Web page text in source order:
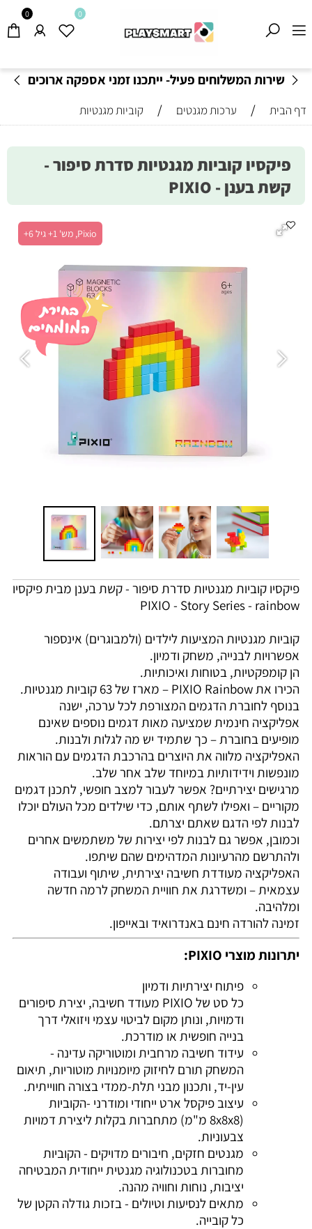
שירות המשלוחים פעיל- ייתכנו זמני אספקה ארוכים
0 0
דף הבית / ערכות מגנטים / קוביות מגנטיות
פיקסיו קוביות מגנטיות סדרת סיפור -
קשת בענן - PIXIO
Pixio, מש' 1+ גיל 6+
פיקסיו קוביות מגנטיות סדרת סיפור - קשת בענן מבית פיקסיו
PIXIO - Story Series - rainbow
קוביות מגנטיות המציעות לילדים (ולמבוגרים) אינספור
אפשרויות לבנייה, משחק ודמיון.
הן קומפקטיות, בטוחות ואיכותיות.
הכירו את PIXIO Rainbow – מארז של 63 קוביות מגנטיות.
בנוסף לחוברת הדגמים המצורפת לכל ערכה, ישנה
אפליקציה חינמית שמציעה מאות דגמים נוספים שאינם
מופיעים בחוברת – כך שתמיד יש מה לגלות ולבנות.
האפליקציה מלווה את היוצרים בהרכבת הדגמים עם הוראות
מונפשות וידידותיות במיוחד שלב אחר שלב.
מרגישים יצירתיים? אפשר לעבור למצב חופשי, לתכנן דגמים
מקוריים – ואפילו לשתף אותם, כדי שילדים מכל העולם יוכלו
לבנות לפי הדגם שאתם יצרתם.
וכמובן, אפשר גם לבנות לפי יצירות של משתמשים אחרים
ולהתרשם מהרעיונות המדהימים שהם שיתפו.
האפליקציה מעודדת חשיבה יצירתית, שיתוף ועבודה
עצמאית – ומשדרגת את חוויית המשחק לרמה חדשה
ומלהיבה.
זמינה להורדה חינם באנדרואיד ובאייפון.
יתרונות מוצרי PIXIO:
פיתוח יצירתיות ודמיון
כל סט של PIXIO מעודד חשיבה, יצירת סיפורים
ודמויות, ונותן מקום לביטוי עצמי ויזואלי דרך
בנייה חופשית או מודרכת.
עידוד חשיבה מרחבית ומוטוריקה עדינה -
המשחק תורם לחיזוק מיומנויות מוטוריות, תיאום
עין-יד, ותכנון מבני תלת-ממדי בצורה חווייתית.
עיצוב פיקסל ארט ייחודי ומודרני -הקוביות
(8x8x8 מ"מ) מתחברות בקלות ליצירת דמויות
צבעוניות.
מגנטים חזקים, חיבורים מדויקים - הקוביות
מחוברות בטכנולוגיה מגנטית ייחודית המבטיחה
יציבות, נוחות וחוויה מהנה.
מתאים לנסיעות וטיולים - בזכות גודלה הקטן של
כל קובייה.